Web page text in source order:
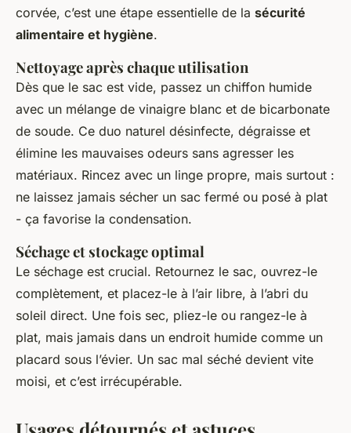
corvée, c’est une étape essentielle de la sécurité
alimentaire et hygiène.
Nettoyage après chaque utilisation
Dès que le sac est vide, passez un chiffon humide
avec un mélange de vinaigre blanc et de bicarbonate
de soude. Ce duo naturel désinfecte, dégraisse et
élimine les mauvaises odeurs sans agresser les
matériaux. Rincez avec un linge propre, mais surtout :
ne laissez jamais sécher un sac fermé ou posé à plat
- ça favorise la condensation.
Séchage et stockage optimal
Le séchage est crucial. Retournez le sac, ouvrez-le
complètement, et placez-le à l’air libre, à l’abri du
soleil direct. Une fois sec, pliez-le ou rangez-le à
plat, mais jamais dans un endroit humide comme un
placard sous l’évier. Un sac mal séché devient vite
moisi, et c’est irrécupérable.